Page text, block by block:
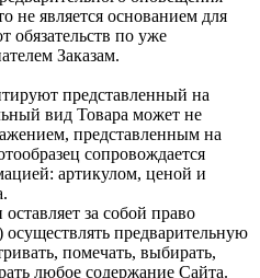
не является основанием для
обязательств по уже
Заказам.
представленный на
вид Товара может не
представленным на
сопровождается
артикулом, ценой и
за собой право
осуществлять предварительную
помечать, выбирать,
любое содержание Сайта.